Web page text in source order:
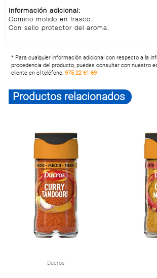
Información adicional:
Comino molido en frasco.
Con sello protector del aroma.
* Para cualquier información adicional con respecto a la
procedencia del producto, puedes consultar con nuestro
cliente en el teléfono:975 22 61 69
Productos relacionados
Ducros